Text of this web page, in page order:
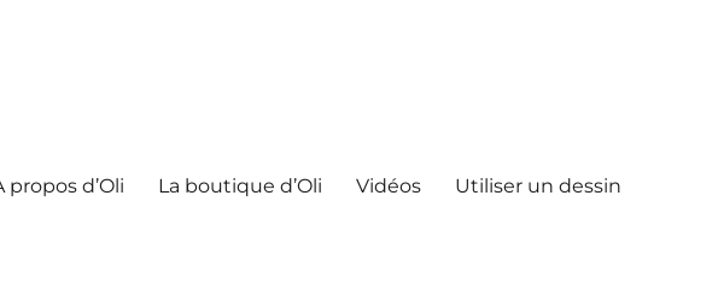
propos d’Oli La boutique d’Oli Vidéos Utiliser un dessin